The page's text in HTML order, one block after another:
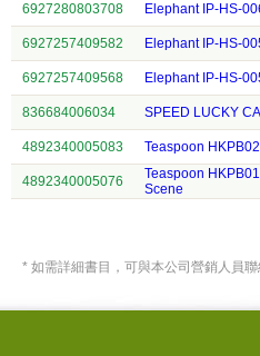
6927280803708
Elephant IP-HS-
6927257409582 Elephant IP-HS-
6927257409568 Elephant IP-HS-
836684006034 SPEED LUCKY
4892340005083 Teaspoon
4892340005076
Teaspoon
Scene
* 如需詳細書目，可與本公司營銷人員